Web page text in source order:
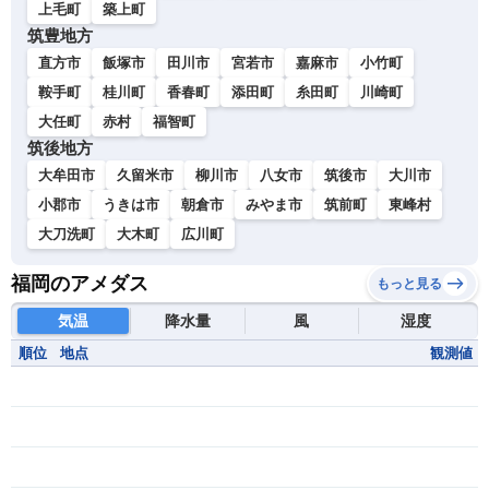
上毛町
築上町
筑豊地方
直方市 飯塚市 田川市 宮若市 嘉麻市
小竹町
鞍手町
桂川町 香春町 添田町 糸田町
川崎町
大任町
赤村 福智町
筑後地方
大牟田市 久留米市 柳川市 八女市 筑後市
大川市
小郡市
うきは市 朝倉市 みやま市 筑前町
東峰村
大刀洗町
大木町 広川町
福岡のアメダス もっと見る
気温 降水量 風 湿度
順位 地点 観測値